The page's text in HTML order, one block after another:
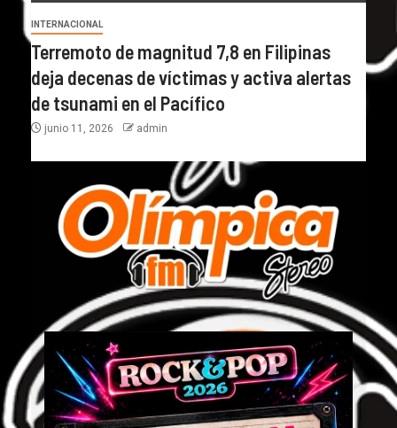
INTERNACIONAL
Terremoto de magnitud 7,8 en Filipinas
deja decenas de víctimas y activa alertas
de tsunami en el Pacífico
junio 11, 2026 admin